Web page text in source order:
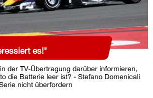
es!"
der TV-Übertragung darüber informieren,
die Batterie leer ist? - Stefano Domenicali
nicht überfordern